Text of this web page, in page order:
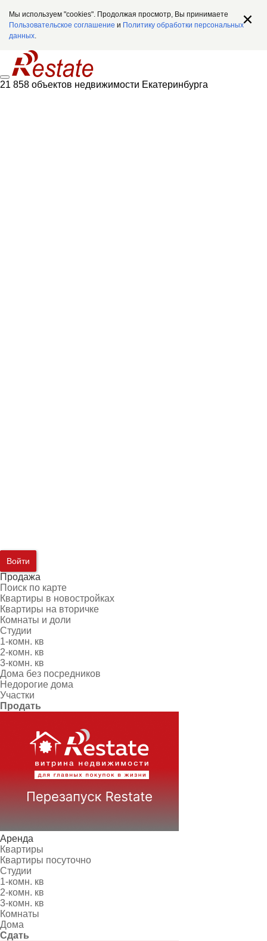
Мы используем "cookies". Продолжая просмотр, Вы принимаете
Пользовательское соглашение и Политику обработки персональных
данных.
21 858 объектов недвижимости Екатеринбурга
Войти
Продажа
Поиск по карте
Квартиры в новостройках
Квартиры на вторичке
Комнаты и доли
Студии
1-комн. кв
2-комн. кв
3-комн. кв
Дома без посредников
Недорогие дома
Участки
Продать
Аренда
Квартиры
Квартиры посуточно
Студии
1-комн. кв
2-комн. кв
3-комн. кв
Комнаты
Дома
Сдать